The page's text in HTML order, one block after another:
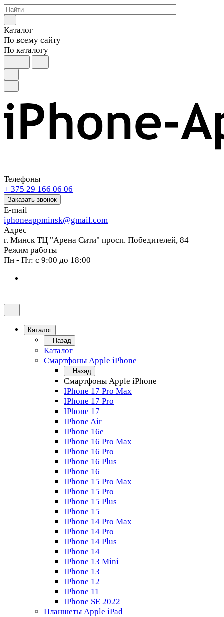
Каталог
По всему сайту
По каталогу
Телефоны
+ 375 29 166 06 06
Заказать звонок
E-mail
iphoneappminsk@gmail.com
Адрес
г. Минск ТЦ "Арена Сити" просп. Победителей, 84
Режим работы
Пн - Пт: с 9:00 до 18:00
Каталог
Назад
Каталог
Смартфоны Apple iPhone
Назад
Смартфоны Apple iPhone
IPhone 17 Pro Max
IPhone 17 Pro
IPhone 17
IPhone Air
IPhone 16e
IPhone 16 Pro Max
IPhone 16 Pro
IPhone 16 Plus
IPhone 16
IPhone 15 Pro Max
IPhone 15 Pro
IPhone 15 Plus
IPhone 15
IPhone 14 Pro Max
IPhone 14 Pro
IPhone 14 Plus
IPhone 14
IPhone 13 Mini
IPhone 13
IPhone 12
IPhone 11
IPhone SE 2022
Планшеты Apple iPad